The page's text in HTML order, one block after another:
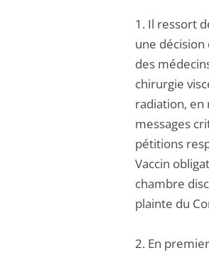
1. Il ressort
une
des
chirurgie
radiation, en
messages
pétitions
Vaccin
chambre
plainte du
2. En